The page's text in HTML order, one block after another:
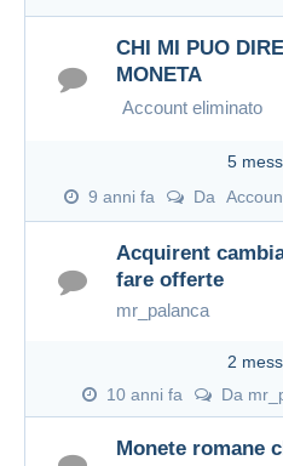
CHI MI PUO DIRE DI DOVE E QUESTA
MONETA
Account eliminato
5
9 anni fa
Da
Acquirent
fare offerte
mr_palanca
2
10 anni fa
Da
Monete romane